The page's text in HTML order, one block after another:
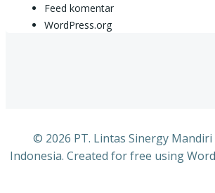
Feed komentar
WordPress.org
© 2026 PT. Lintas Sinergy
Indonesia. Created for free using